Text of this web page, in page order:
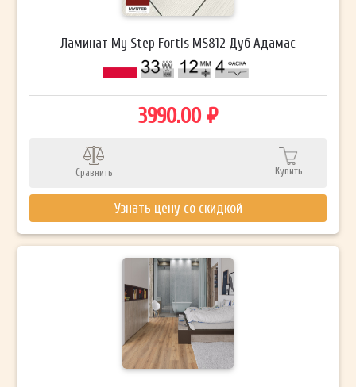
Ламинат My Step Fortis MS812 Дуб Адамас
3990.00 ₽
Сравнить Купить
Узнать цену со скидкой